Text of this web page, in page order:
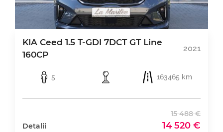
KIA Ceed 1.5 T-GDI 7DCT GT Line
160CP
2021
5 163465 km
Detalii
15 488 €
14 520 €